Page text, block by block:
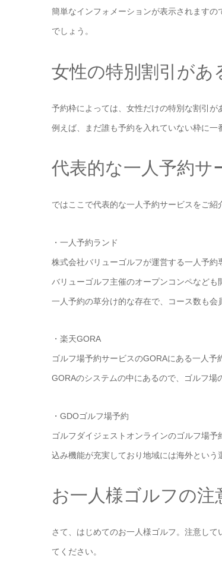
簡単なインフォメーションが表示されます
でしょう。
女性の特別割引があ
予約枠によっては、女性だけの特別な割引が
例えば、まだ誰も予約を入れていない枠に一
代表的な一人予約サ
ではここで代表的な一人予約サービスをご紹
・一人予約ランド
株式会社バリューゴルフが運営する一人予約
バリューゴルフ主催のオープンコンペなども
一人予約の草分け的な存在で、コース数も会
・楽天GORA
ゴルフ場予約サービスのGORAにある一人予
GORAのシステムの中にあるので、ゴルフ場
・GDOゴルフ場予約
ゴルフダイジェストオンラインのゴルフ場
込み機能が充実しており地域には海外という
お一人様ゴルフの注
さて、はじめてのお一人様ゴルフ。注意し
てください。